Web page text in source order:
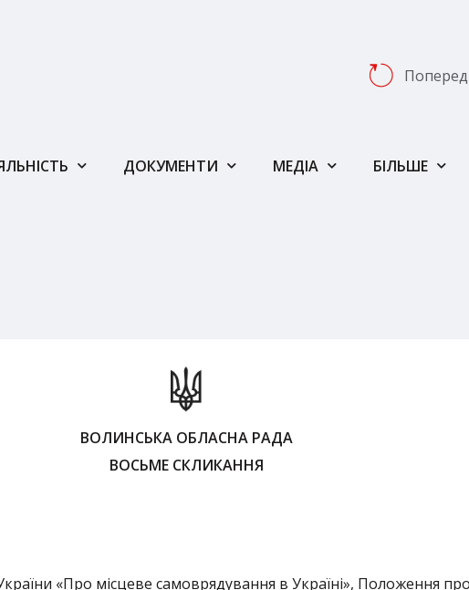
ДОКУМЕНТИ МЕДІА БІЛЬШЕ
ВОЛИНСЬКА ОБЛАСНА РАДА
ВОСЬМЕ СКЛИКАННЯ
«Про місцеве самоврядування в Україні», Положення